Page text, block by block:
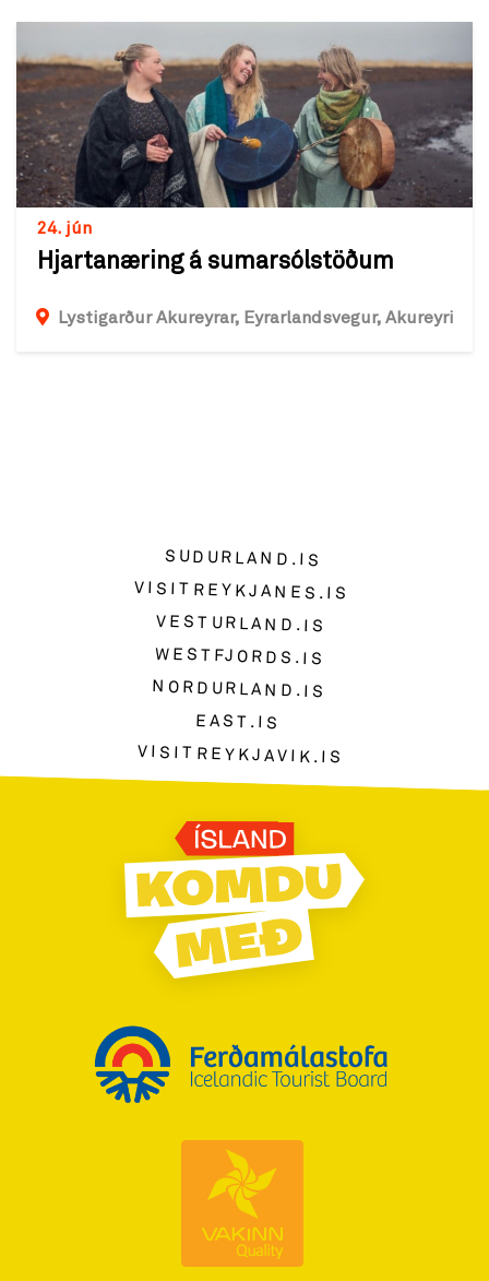
24. jún
Hjartanæring á sumarsólstöðum
Lystigarður Akureyrar, Eyrarlandsvegur, Akureyri
SUDURLAND.IS
VISITREYKJANES.IS
VESTURLAND.IS
WESTFJORDS.IS
NORDURLAND.IS
EAST.IS
VISITREYKJAVIK.IS